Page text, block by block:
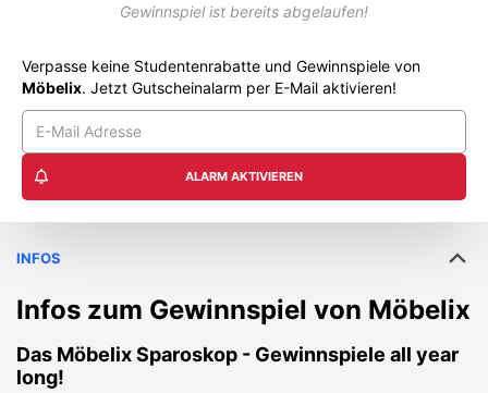
Gewinnspiel ist bereits abgelaufen!
Verpasse keine Studentenrabatte und Gewinnspiele von
Möbelix. Jetzt Gutscheinalarm per E-Mail aktivieren!
ALARM AKTIVIEREN
INFOS
Infos zum Gewinnspiel von Möbelix
Das Möbelix Sparoskop - Gewinnspiele all year
long!